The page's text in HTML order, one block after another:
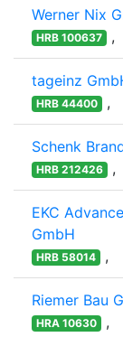
Werner Nix
HRB 100637 ,
tageinz
HRB 44400 ,
Schenk
HRB 212426 ,
EKC
GmbH
HRB 58014 ,
Riemer Bau
HRA 10630 ,